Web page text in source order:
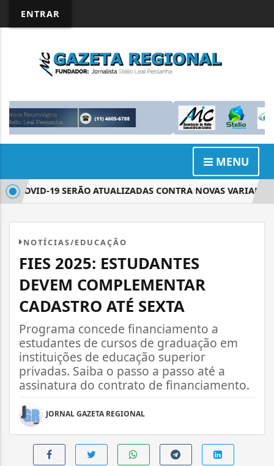
ENTRAR
MENU
19 SERÃO ATUALIZADAS CONTRA NOVAS VARIANTES
NOTÍCIAS/EDUCAÇÃO
FIES 2025: ESTUDANTES
DEVEM COMPLEMENTAR
CADASTRO ATÉ SEXTA
Programa concede financiamento a
estudantes de cursos de graduação em
instituições de educação superior
privadas. Saiba o passo a passo até a
assinatura do contrato de financiamento.
JORNAL GAZETA REGIONAL